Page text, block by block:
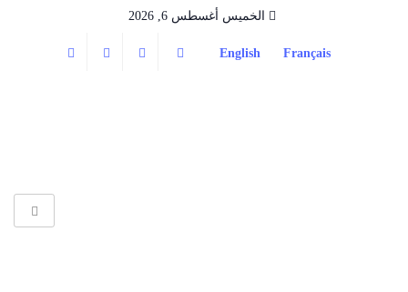
الخميس أغسطس 6, 2026
Français
English